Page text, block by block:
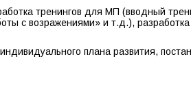
тренингов для МП (вводный
с возражениями» и т.д.), разработка
плана развития,